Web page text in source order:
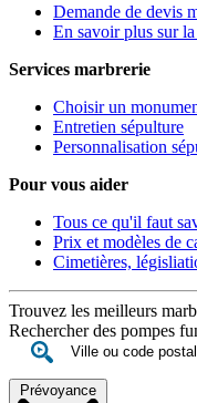
Demande de devis
En savoir plus sur
Services marbrerie
Choisir un
Entretien sépulture
Personnalisation
Pour vous aider
Tous ce qu'il faut
Prix et modèles de
Cimetières,
Trouvez les meilleurs
Rechercher des pompes
Prévoyance